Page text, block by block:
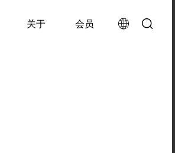
关于 会员